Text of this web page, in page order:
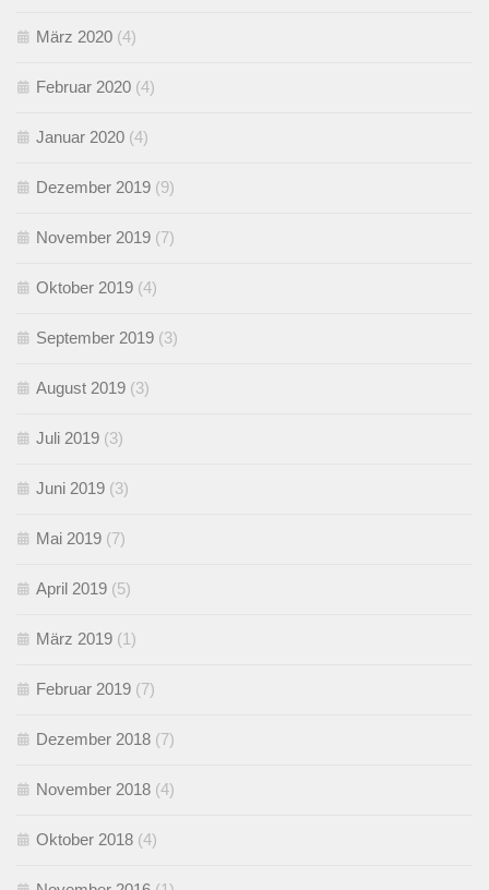
März 2020 (4)
Februar 2020 (4)
Januar 2020 (4)
Dezember 2019 (9)
November 2019 (7)
Oktober 2019 (4)
September 2019 (3)
August 2019 (3)
Juli 2019 (3)
Juni 2019 (3)
Mai 2019 (7)
April 2019 (5)
März 2019 (1)
Februar 2019 (7)
Dezember 2018 (7)
November 2018 (4)
Oktober 2018 (4)